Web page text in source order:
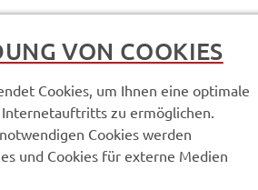
VON COOKIES
Cookies, um Ihnen eine optimale
zu ermöglichen.
Cookies werden
und Cookies für externe Medien